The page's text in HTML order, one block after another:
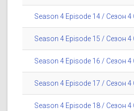
Season 4 Episode 14 / Сезон 4
Season 4 Episode 15 / Сезон 4
Season 4 Episode 16 / Сезон 4
Season 4 Episode 17 / Сезон 4
Season 4 Episode 18 / Сезон 4